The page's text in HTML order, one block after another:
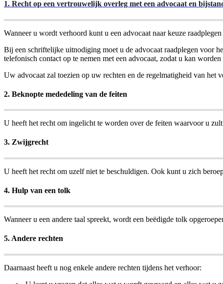
1. Recht op een vertrouwelijk overleg met een advocaat en
Wanneer u wordt verhoord kunt u een advocaat naar keuze
Bij een schriftelijke uitnodiging moet u de advocaat raadplegen voor
telefonisch contact op te nemen met een advocaat, zodat u kan
Uw advocaat zal toezien op uw rechten en de regelmatigheid van
2. Beknopte mededeling van de feiten
U heeft het recht om ingelicht te worden over de feiten waarvoor u
3. Zwijgrecht
U heeft het recht om uzelf niet te beschuldigen. Ook kunt u zich
4. Hulp van een tolk
Wanneer u een andere taal spreekt, wordt een beëdigde tolk
5. Andere rechten
Daarnaast heeft u nog enkele andere rechten tijdens het verhoor: